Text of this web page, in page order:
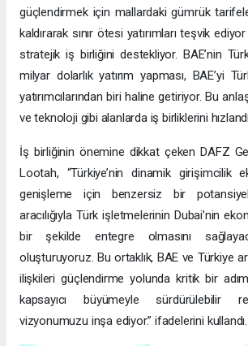
güçlendirmek için mallardaki gümrük
kaldırarak sınır ötesi yatırımları teşvik
stratejik iş birliğini destekliyor. BAE’nin
milyar dolarlık yatırım yapması, BAE’yi
yatırımcılarından biri haline getiriyor. Bu
ve teknoloji gibi alanlarda iş birliklerini
İş birliğinin önemine dikkat çeken DAFZ
Lootah, “Türkiye’nin dinamik girişimcilik
genişleme için benzersiz bir
aracılığıyla Türk işletmelerinin Dubai’nin
bir şekilde entegre olmasını
oluşturuyoruz. Bu ortaklık, BAE ve Türkiye
ilişkileri güçlendirme yolunda kritik bir
kapsayıcı büyümeyle
vizyonumuzu inşa ediyor.” ifadelerini kullandı.